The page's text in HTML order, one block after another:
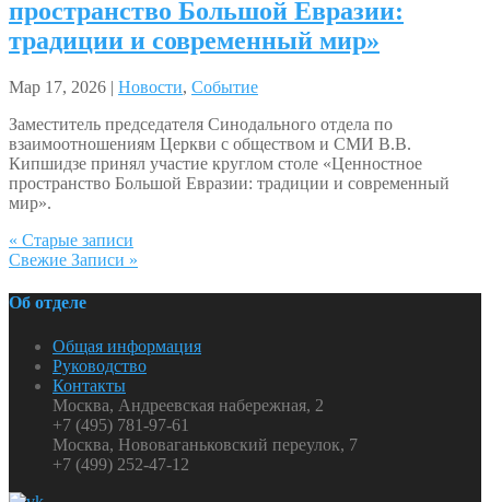
пространство Большой Евразии:
традиции и современный мир»
Мар 17, 2026 | Новости, Событие
Заместитель председателя Синодального отдела по
взаимоотношениям Церкви с обществом и СМИ В.В.
Кипшидзе принял участие круглом столе «Ценностное
пространство Большой Евразии: традиции и современный
мир».
« Старые записи
Свежие Записи »
Об отделе
Общая информация
Руководство
Контакты
Москва, Андреевская набережная, 2
+7 (495) 781-97-61
Москва, Нововаганьковский переулок, 7
+7 (499) 252-47-12